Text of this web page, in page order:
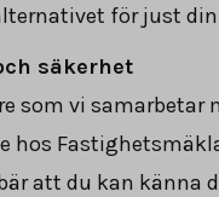
för just
säkerhet
som vi samarbetar
hos
att du kan känna